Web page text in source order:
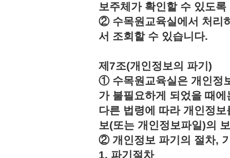
보주체가 확인할 수 있도
② 수목원교육실에서 처리
서 조회할 수 있습니다.
제7조(개인정보의 파기)
① 수목원교육실은 개인정
가 불필요하게 되었을 때
다른 법령에 따라 개인정
보(또는 개인정보파일)의
② 개인정보 파기의 절차,
1. 파기절차